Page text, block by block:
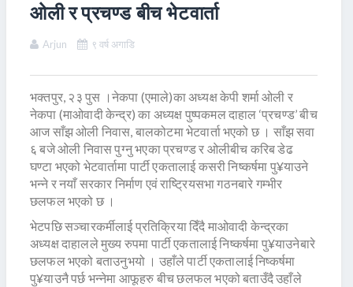
ओली र प्रचण्ड बीच भेटवार्ता
Arjun ९ वर्ष अगाडि
भक्तपुर, २३ पुस ।नेकपा (एमाले)का अध्यक्ष केपी शर्मा ओली र
नेकपा (माओवादी केन्द्र) का अध्यक्ष पुष्पकमल दाहाल ‘प्रचण्ड’ बीच
आज साँझ ओली निवास, बालकोटमा भेटवार्ता भएको छ । साँझ सवा
६ बजे ओली निवास पुग्नु भएका प्रचण्ड र ओलीबीच करिब डेढ
घण्टा भएको भेटवार्तामा पार्टी एकतालाई कसरी निष्कर्षमा पु¥याउने
भन्ने र नयाँ सरकार निर्माण एवं राष्ट्रियसभा गठनबारे गम्भीर
छलफल भएको छ ।
भेटपछि सञ्चारकर्मीलाई प्रतिक्रिया दिँदै माओवादी केन्द्रका
अध्यक्ष दाहालले मुख्य रुपमा पार्टी एकतालाई निष्कर्षमा पु¥याउनेबारे
छलफल भएको बताउनुभयो । उहाँले पार्टी एकतालाई निष्कर्षमा
पु¥याउनै पर्छ भन्नेमा आफूहरु बीच छलफल भएको बताउँदै उहाँले